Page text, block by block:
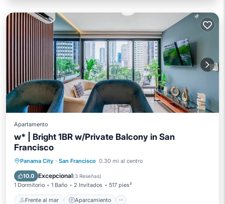
Apartamento
w* | Bright 1BR w/Private Balcony in San
Francisco
Panama City · San Francisco 0.30 mi al centro
10.0 Excepcional(3 Reseñas)
1 Dormitorio 1 Baño 2 Invitados 517 pies²
Frente al mar Aparcamiento
Frente al mar Aparcamiento
Vista al mar